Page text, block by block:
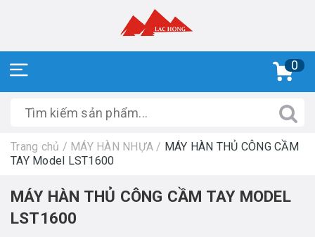
0
Trang chủ / MÁY HÀN NHỰA / MÁY HÀN THỦ CÔNG CẦM
TAY Model LST1600
MÁY HÀN THỦ CÔNG CẦM TAY MODEL
LST1600